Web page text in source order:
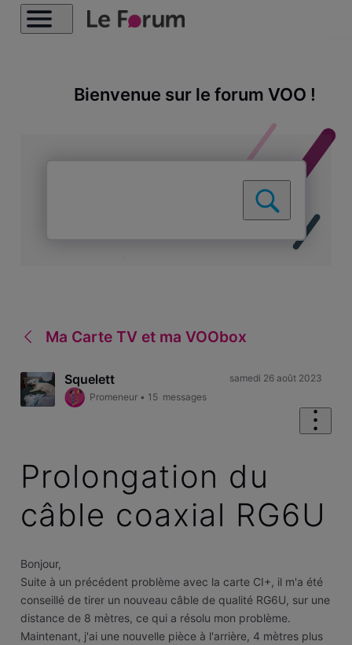
Bienvenue sur le forum VOO !
Ma Carte TV et ma VOObox
Squelett
Promeneur • 15 messages
samedi 26 août 2023
Prolongation du
câble coaxial RG6U
Bonjour,
Suite à un précédent problème avec la carte CI+, il m'a été
conseillé de tirer un nouveau câble de qualité RG6U, sur une
distance de 8 mètres, ce qui a résolu mon problème.
Maintenant, j'ai une nouvelle pièce à l'arrière, 4 mètres plus